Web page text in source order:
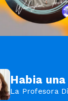
Habia
La Profesora